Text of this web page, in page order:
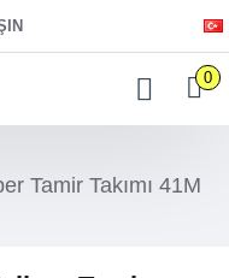
0
Tamir Takımı 41M